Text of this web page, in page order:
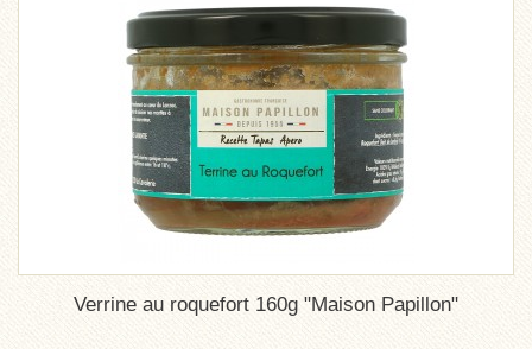
Verrine au roquefort 160g "Maison Papillon"